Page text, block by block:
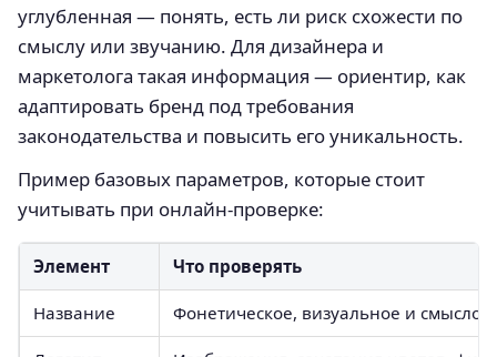
углубленная — понять, есть ли риск схожести по
смыслу или звучанию. Для дизайнера и
маркетолога такая информация — ориентир, как
адаптировать бренд под требования
законодательства и повысить его уникальность.
Пример базовых параметров, которые стоит
учитывать при онлайн-проверке:
Элемент Что проверять
Название Фонетическое, визуальное и